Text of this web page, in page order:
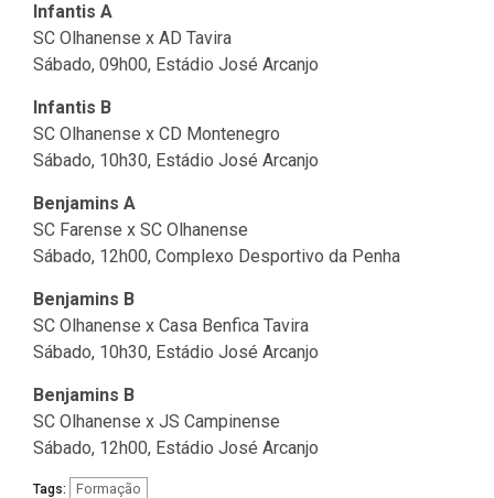
Infantis A
SC Olhanense x AD Tavira
Sábado, 09h00, Estádio José Arcanjo
Infantis B
SC Olhanense x CD Montenegro
Sábado, 10h30, Estádio José Arcanjo
Benjamins A
SC Farense x SC Olhanense
Sábado, 12h00, Complexo Desportivo da Penha
Benjamins B
SC Olhanense x Casa Benfica Tavira
Sábado, 10h30, Estádio José Arcanjo
Benjamins B
SC Olhanense x JS Campinense
Sábado, 12h00, Estádio José Arcanjo
Tags: Formação